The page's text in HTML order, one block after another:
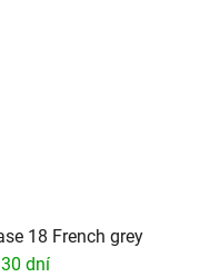
18 French grey
dní